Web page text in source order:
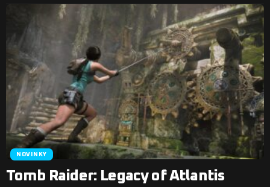
NOVINKY
Tomb Raider: Legacy of Atlantis